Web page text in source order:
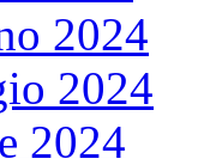
2024
2024
2024